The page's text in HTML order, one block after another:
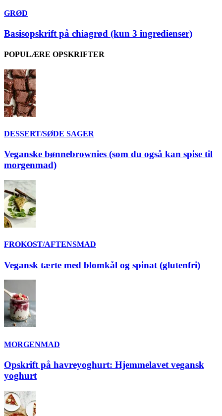
GRØD
Basisopskrift på chiagrød (kun 3 ingredienser)
POPULÆRE OPSKRIFTER
DESSERT/SØDE SAGER
Veganske bønnebrownies (som du også kan spise til
morgenmad)
FROKOST/AFTENSMAD
Vegansk tærte med blomkål og spinat (glutenfri)
MORGENMAD
Opskrift på havreyoghurt: Hjemmelavet vegansk
yoghurt